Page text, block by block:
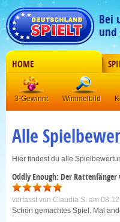
Bei
und
HOME
3-Gewinnt Wimmelbild
Alle
Hier findest du alle
Oddly Enough: Der Rattenfänger
verfasst von Claudia S. am
Schön gemachtes Spiel. Mal